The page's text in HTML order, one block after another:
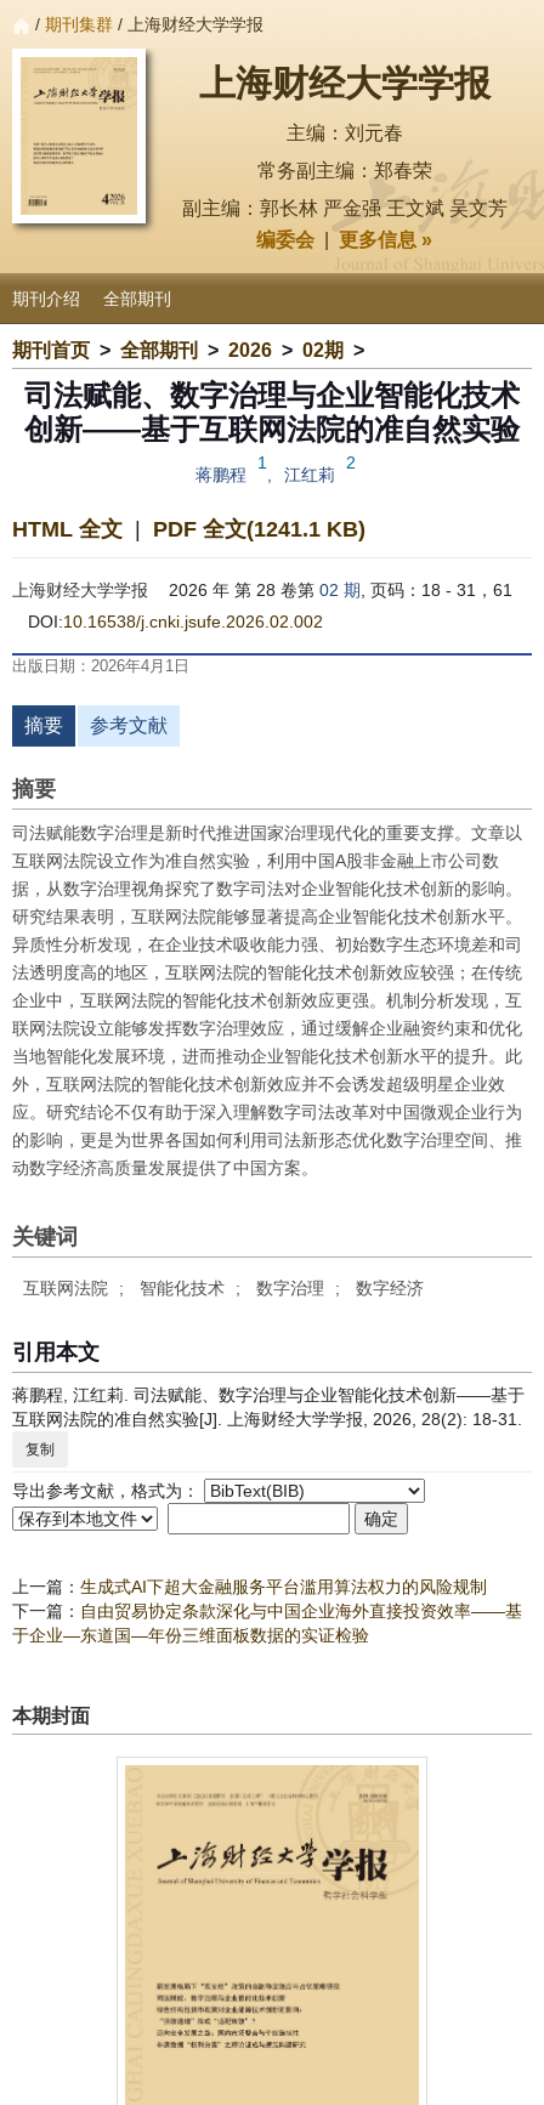
/ 期刊集群 / 上海财经大学学报
上海财经大学学报
主编：刘元春
常务副主编：郑春荣
副主编：郭长林 严金强 王文斌 吴文芳
编委会 |更多信息 »
期刊介绍 全部期刊
期刊首页 > 全部期刊 > 2026 > 02期 >
司法赋能、数字治理与企业智能化技术
创新——基于互联网法院的准自然实验
蒋鹏程
1
江红莉
2
HTML 全文 PDF 全文(1241.1 KB)
上海财经大学学报 2026 年 第 28 卷第 02 期 , 页码：18 - 31，61
DOI:10.16538/j.cnki.jsufe.2026.02.002
出版日期：2026年4月1日
摘要 参考文献
摘要
司法赋能数字治理是新时代推进国家治理现代化的重要支撑。文章以
互联网法院设立作为准自然实验，利用中国A股非金融上市公司数
据，从数字治理视角探究了数字司法对企业智能化技术创新的影响。
研究结果表明，互联网法院能够显著提高企业智能化技术创新水平。
异质性分析发现，在企业技术吸收能力强、初始数字生态环境差和司
法透明度高的地区，互联网法院的智能化技术创新效应较强；在传统
企业中，互联网法院的智能化技术创新效应更强。机制分析发现，互
联网法院设立能够发挥数字治理效应，通过缓解企业融资约束和优化
当地智能化发展环境，进而推动企业智能化技术创新水平的提升。此
外，互联网法院的智能化技术创新效应并不会诱发超级明星企业效
应。研究结论不仅有助于深入理解数字司法改革对中国微观企业行为
的影响，更是为世界各国如何利用司法新形态优化数字治理空间、推
动数字经济高质量发展提供了中国方案。
关键词
互联网法院 ; 智能化技术 ; 数字治理 ; 数字经济
引用本文
蒋鹏程, 江红莉. 司法赋能、数字治理与企业智能化技术创新——基于
互联网法院的准自然实验[J]. 上海财经大学学报, 2026, 28(2): 18-31.
复制
导出参考文献，格式为：
上一篇： 生成式AI下超大金融服务平台滥用算法权力的风险规制
下一篇： 自由贸易协定条款深化与中国企业海外直接投资效率——基
于企业—东道国—年份三维面板数据的实证检验
本期封面